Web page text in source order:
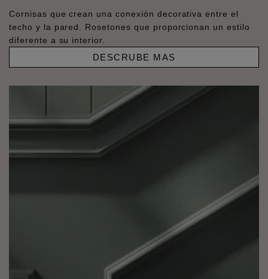
Cornisas que crean una conexión decorativa entre el
techo y la pared. Rosetones que proporcionan un estilo
diferente a su interior.
DESCRUBE MAS